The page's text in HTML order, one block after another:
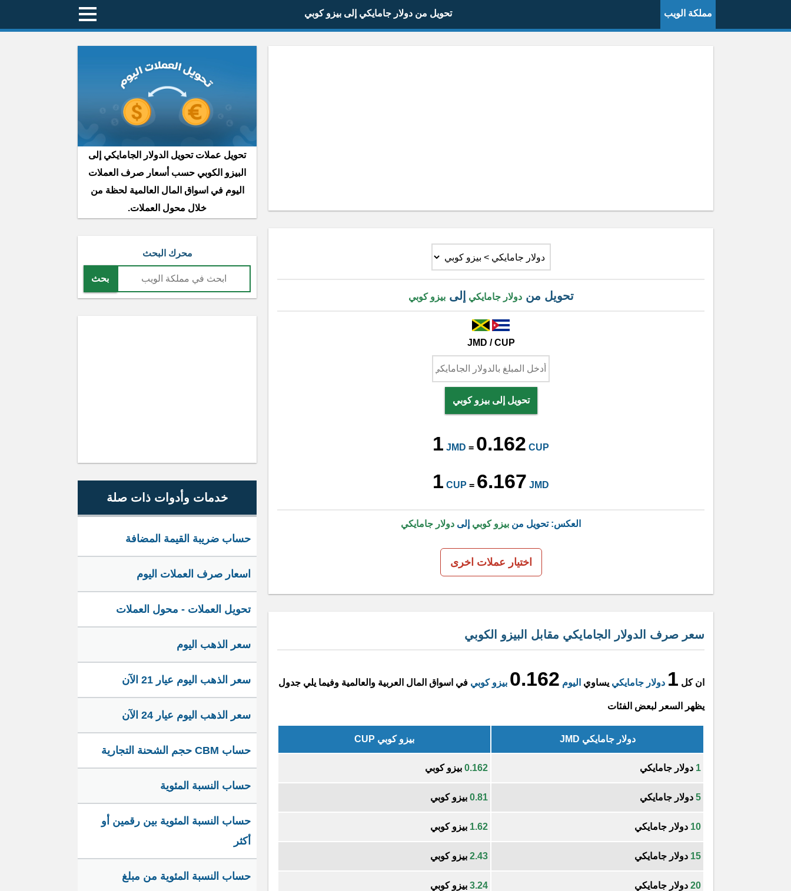
مملكة الويب تحويل من دولار جامايكي إلى بيزو كوبي
تحويل مندولار جامايكي إلىبيزو كوبي
JMD / CUP
تحويل إلى بيزو كوبي
1 JMD = 0.162 CUP
1 CUP = 6.167 JMD
العكس: تحويل من بيزو كوبي إلى دولار جامايكي
اختيار عملات اخرى
سعر صرف الدولار الجامايكي مقابل البيزو الكوبي
ان كل 1 دولار جامايكي يساوي اليوم 0.162 بيزو كوبي في اسواق المال العربية والعالمية وفيما يلي جدول
يظهر السعر لبعض الفئات
دولار جامايكي JMD بيزو كوبي CUP
1 دولار جامايكي 0.162 بيزو كوبي
5 دولار جامايكي 0.81 بيزو كوبي
10 دولار جامايكي 1.62 بيزو كوبي
15 دولار جامايكي 2.43 بيزو كوبي
20 دولار جامايكي 3.24 بيزو كوبي
تحويل عملات تحويل الدولار الجامايكي إلى
البيزو الكوبي حسب أسعار صرف العملات
اليوم في اسواق المال العالمية لحظة من
خلال محول العملات.
محرك البحث
بحث
خدمات وأدوات ذات صلة
حساب ضريبة القيمة المضافة
اسعار صرف العملات اليوم
تحويل العملات - محول العملات
سعر الذهب اليوم
سعر الذهب اليوم عيار 21 الآن
سعر الذهب اليوم عيار 24 الآن
حساب CBM حجم الشحنة التجارية
حساب النسبة المئوية
حساب النسبة المئوية بين رقمين أو
أكثر
حساب النسبة المئوية من مبلغ